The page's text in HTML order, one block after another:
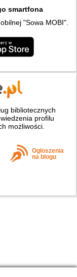
smartfona
"Sowa MOBI".
bibliotecznych
profilu
możliwości.
Ogłoszenia
na blogu